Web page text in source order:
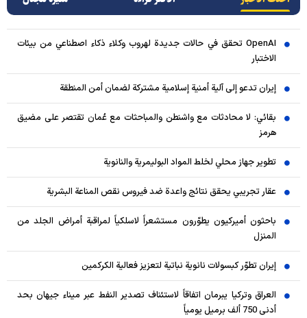
OpenAI تحقق في حالات جديدة لهروب وكلاء ذكاء اصطناعي من بيئات
الاختبار
إيران تدعو إلى آلية أمنية إسلامية مشتركة لضمان أمن المنطقة
بقائي: لا محادثات مع واشنطن والمباحثات مع عُمان تقتصر على مضيق
هرمز
تطوير جهاز محلي لخلط المواد البوليمرية والنانوية
عقار تجريبي يحقق نتائج واعدة ضد فيروس نقص المناعة البشرية
باحثون أميركيون يطوّرون مستشعراً لاسلكياً لمراقبة أمراض الجلد من
المنزل
إيران تطوّر كبسولات نانوية نباتية لتعزيز فعالية الكركمين
العراق وتركيا يبرمان اتفاقاً لاستئناف تصدير النفط عبر ميناء جيهان بحد
أدنى 750 ألف برميل يومياً